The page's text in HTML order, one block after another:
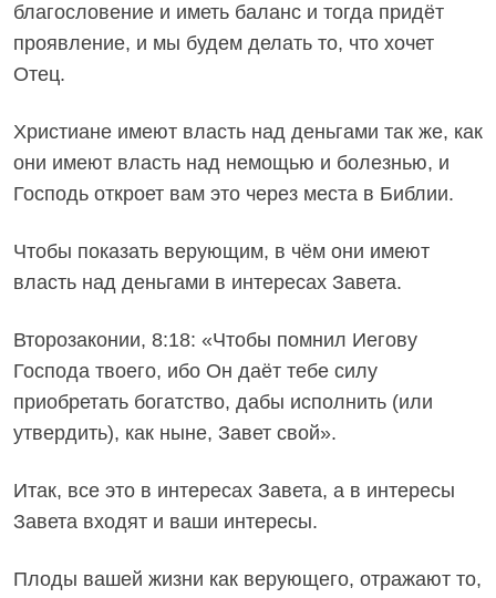
благословение и иметь баланс и тогда придёт
проявление, и мы будем делать то, что хочет
Отец.
Христиане имеют власть над деньгами так же, как
они имеют власть над немощью и болезнью, и
Господь откроет вам это через места в Библии.
Чтобы показать верующим, в чём они имеют
власть над деньгами в интересах Завета.
Второзаконии, 8:18: «Чтобы помнил Иегову
Господа твоего, ибо Он даёт тебе силу
приобретать богатство, дабы исполнить (или
утвердить), как ныне, Завет свой».
Итак, все это в интересах Завета, а в интересы
Завета входят и ваши интересы.
Плоды вашей жизни как верующего, отражают то,